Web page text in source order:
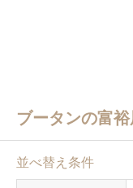
ブータンの富
並べ替え条件